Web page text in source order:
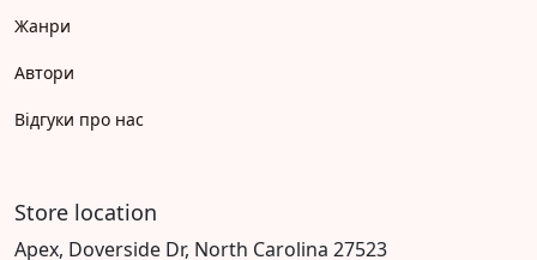
Жанри
Автори
Відгуки про нас
Store location
Apex, Doverside Dr, North Carolina 27523